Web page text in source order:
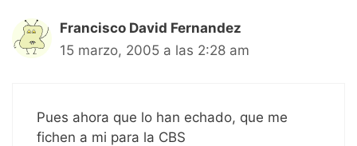
Francisco David Fernandez
15 marzo, 2005 a las 2:28 am
Pues ahora que lo han echado, que me
fichen a mi para la CBS